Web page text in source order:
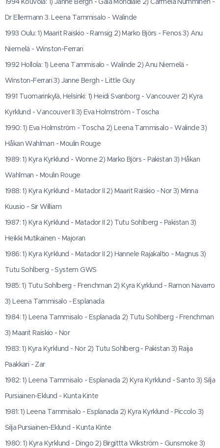
Dr Ellermann 3. Leena Tammisalo - Walinde
1993 Oulu: 1) Maarit Raiskio - Ramsig 2) Marko Björs - Fenos 3) Anu
Niemelä - Winston-Ferrari
1992 Hollola: 1) Leena Tammisalo - Walinde 2) Anu Niemelä -
Winston-Ferrari 3) Janne Bergh - Little Guy
1991 Tuomarinkylä, Helsinki: 1) Heidi Svanborg - Vancouver 2) Kyra
Kyrklund - Vancouver II 3) Eva Holmström - Toscha
1990: 1) Eva Holmström - Toscha 2) Leena Tammisalo - Walinde 3)
Håkan Wahlman - Moulin Rouge
1989: 1) Kyra Kyrklund - Wonne 2) Marko Björs - Pakistan 3) Håkan
Wahlman - Moulin Rouge
1988: 1) Kyra Kyrklund - Matador II 2) Maarit Raiskio - Nor 3) Minna
Kuusio - Sir William
1987: 1) Kyra Kyrklund - Matador II 2) Tutu Sohlberg - Pakistan 3)
Heikki Mutikainen - Majoran
1986: 1) Kyra Kyrklund - Matador II 2) Hannele Rajakaltio - Magnus 3)
Tutu Sohlberg - System GWS
1985: 1) Tutu Sohlberg - Frenchman 2) Kyra Kyrklund - Ramon Navarro
3) Leena Tammisalo - Esplanada
1984: 1) Leena Tammisalo - Esplanada 2) Tutu Sohlberg - Frenchman
3) Maarit Raiskio - Nor
1983: 1) Kyra Kyrklund - Nor 2) Tutu Sohlberg - Pakistan 3) Raija
Paakkari - Zar
1982: 1) Leena Tammisalo - Esplanada 2) Kyra Kyrklund - Santo 3) Silja
Pursiainen-Eklund - Kunta Kinte
1981: 1) Leena Tammisalo - Esplanada 2) Kyra Kyrklund - Piccolo 3)
Silja Pursiainen-Eklund - Kunta Kinte
1980: 1) Kyra Kyrklund - Dingo 2) Birgittta Wikström - Gunsmoke 3)